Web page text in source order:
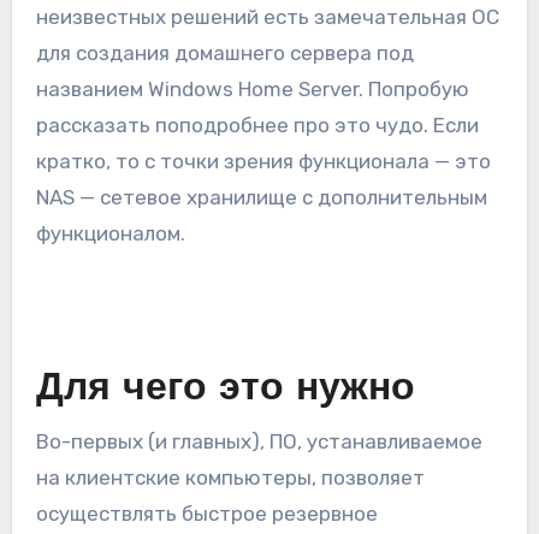
неизвестных решений есть замечательная ОС
для создания домашнего сервера под
названием Windows Home Server. Попробую
рассказать поподробнее про это чудо. Если
кратко, то с точки зрения функционала — это
NAS — сетевое хранилище с дополнительным
функционалом.
Для чего это нужно
Во-первых (и главных), ПО, устанавливаемое
на клиентские компьютеры, позволяет
осуществлять быстрое резервное